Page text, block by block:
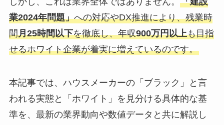
業2024年問題」への対応やDX推進により、残業時
間月25時間以下を徹底し、年収900万円以上も目指
せるホワイト企業が着実に増えているのです。
本記事では、ハウスメーカーの「ブラック」と言
われる実態と「ホワイト」を見分ける具体的な基
準を、最新の業界動向や数値データと共に解説し